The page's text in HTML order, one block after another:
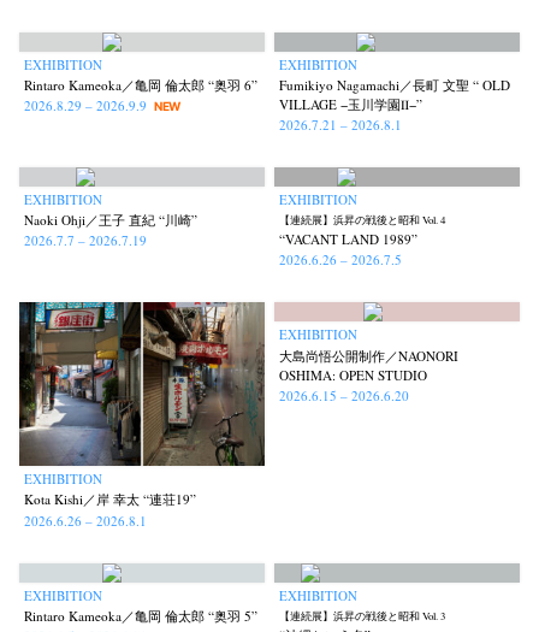
EXHIBITION
Rintaro Kameoka／亀岡 倫太郎 “奥羽 6”
2026.8.29 – 2026.9.9
NEW
EXHIBITION
Fumikiyo Nagamachi／長町 文聖 “ OLD
VILLAGE −玉川学園Ⅱ−”
2026.7.21 – 2026.8.1
EXHIBITION
Naoki Ohji／王子 直紀 “川崎”
2026.7.7 – 2026.7.19
EXHIBITION
【連続展】浜昇の戦後と昭和 Vol. 4
“VACANT LAND 1989”
2026.6.26 – 2026.7.5
EXHIBITION
Kota Kishi／岸 幸太 “連荘19”
2026.6.26 – 2026.8.1
EXHIBITION
大島尚悟公開制作／NAONORI
OSHIMA: OPEN STUDIO
2026.6.15 – 2026.6.20
EXHIBITION
Rintaro Kameoka／亀岡 倫太郎 “奥羽 5”
EXHIBITION
【連続展】浜昇の戦後と昭和 Vol. 3